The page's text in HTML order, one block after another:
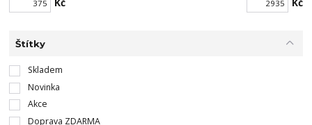
Štítky
Skladem
Novinka
Akce
Doprava ZDARMA